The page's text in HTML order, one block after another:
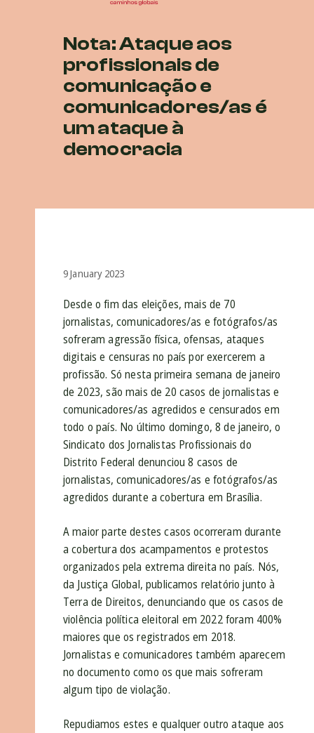
Nota: Ataque aos
profissionais de
comunicação e
comunicadores/as é
um ataque à
democracia
9 January 2023
Desde o fim das eleições, mais de 70
jornalistas, comunicadores/as e fotógrafos/as
sofreram agressão física, ofensas, ataques
digitais e censuras no país por exercerem a
profissão. Só nesta primeira semana de janeiro
de 2023, são mais de 20 casos de jornalistas e
comunicadores/as agredidos e censurados em
todo o país. No último domingo, 8 de janeiro, o
Sindicato dos Jornalistas Profissionais do
Distrito Federal denunciou 8 casos de
jornalistas, comunicadores/as e fotógrafos/as
agredidos durante a cobertura em Brasília.
A maior parte destes casos ocorreram durante
a cobertura dos acampamentos e protestos
organizados pela extrema direita no país. Nós,
da Justiça Global, publicamos relatório junto à
Terra de Direitos, denunciando que os casos de
violência política eleitoral em 2022 foram 400%
maiores que os registrados em 2018.
Jornalistas e comunicadores também aparecem
no documento como os que mais sofreram
algum tipo de violação.
Repudiamos estes e qualquer outro ataque aos